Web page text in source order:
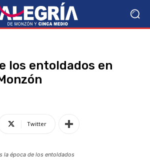
los entoldados en
Twitter
la época de los entoldados